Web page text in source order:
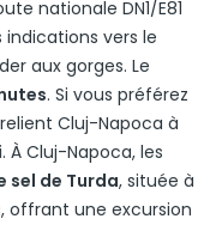
nationale DN1/E81
indications vers le
aux gorges. Le
. Si vous préférez
Cluj-Napoca à
À Cluj-Napoca, les
sel de Turda, située à
offrant une excursion